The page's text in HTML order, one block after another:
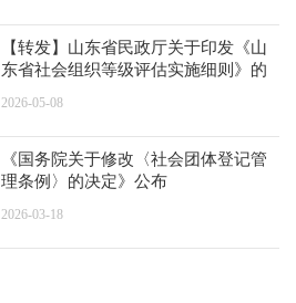
【转发】山东省民政厅关于印发《山
东省社会组织等级评估实施细则》的
2026-05-08
《国务院关于修改〈社会团体登记管
理条例〉的决定》公布
2026-03-18